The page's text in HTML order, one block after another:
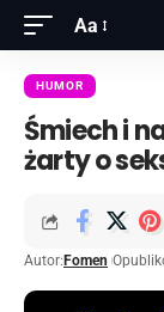
Aa
HUMOR
Śmiech i
żarty o
Autor: Fomen